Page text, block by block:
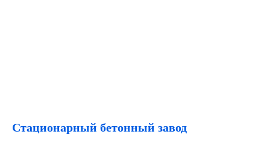
Стационарный бетонный завод